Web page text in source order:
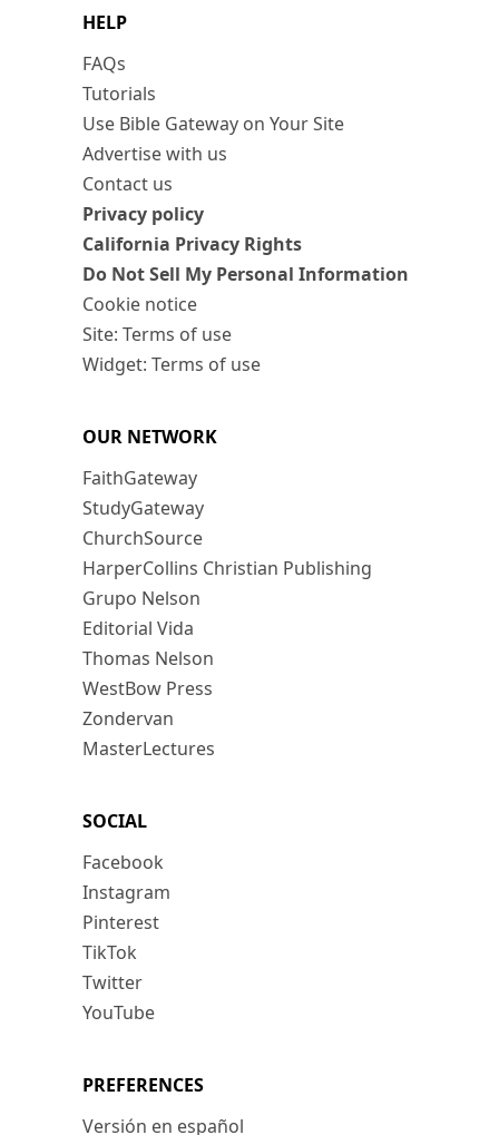
HELP
FAQs
Tutorials
Use Bible Gateway on Your Site
Advertise with us
Contact us
Privacy policy
California Privacy Rights
Do Not Sell My Personal Information
Cookie notice
Site: Terms of use
Widget: Terms of use
OUR NETWORK
FaithGateway
StudyGateway
ChurchSource
HarperCollins Christian Publishing
Grupo Nelson
Editorial Vida
Thomas Nelson
WestBow Press
Zondervan
MasterLectures
SOCIAL
Facebook
Instagram
Pinterest
TikTok
Twitter
YouTube
PREFERENCES
Versión en español